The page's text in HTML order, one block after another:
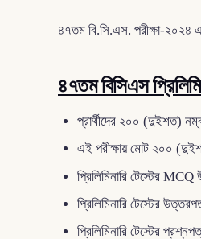
৪৭তম বি.সি.এস. পরীক্ষা-২০২৪
৪৭তম বিসিএস
প্রার্থীদের ২০০ (দুইশত)
এই পরীক্ষায় মোট ২০০
প্রিলিমিনারি টেস্টের
প্রিলিমিনারি টেস্টের
প্রিলিমিনারি টেস্টের